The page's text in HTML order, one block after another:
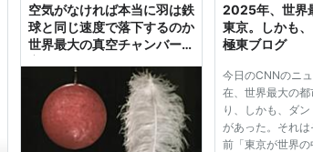
空気がなければ本当に羽は鉄
球と同じ速度で落下するのか
世界最大の真空チャンバーで
2025年、世界
東京。しかも
極東ブログ
今日のCNNのニ
在、世界最大の
り、しかも、ダ
があった。それ
前「東京が世界